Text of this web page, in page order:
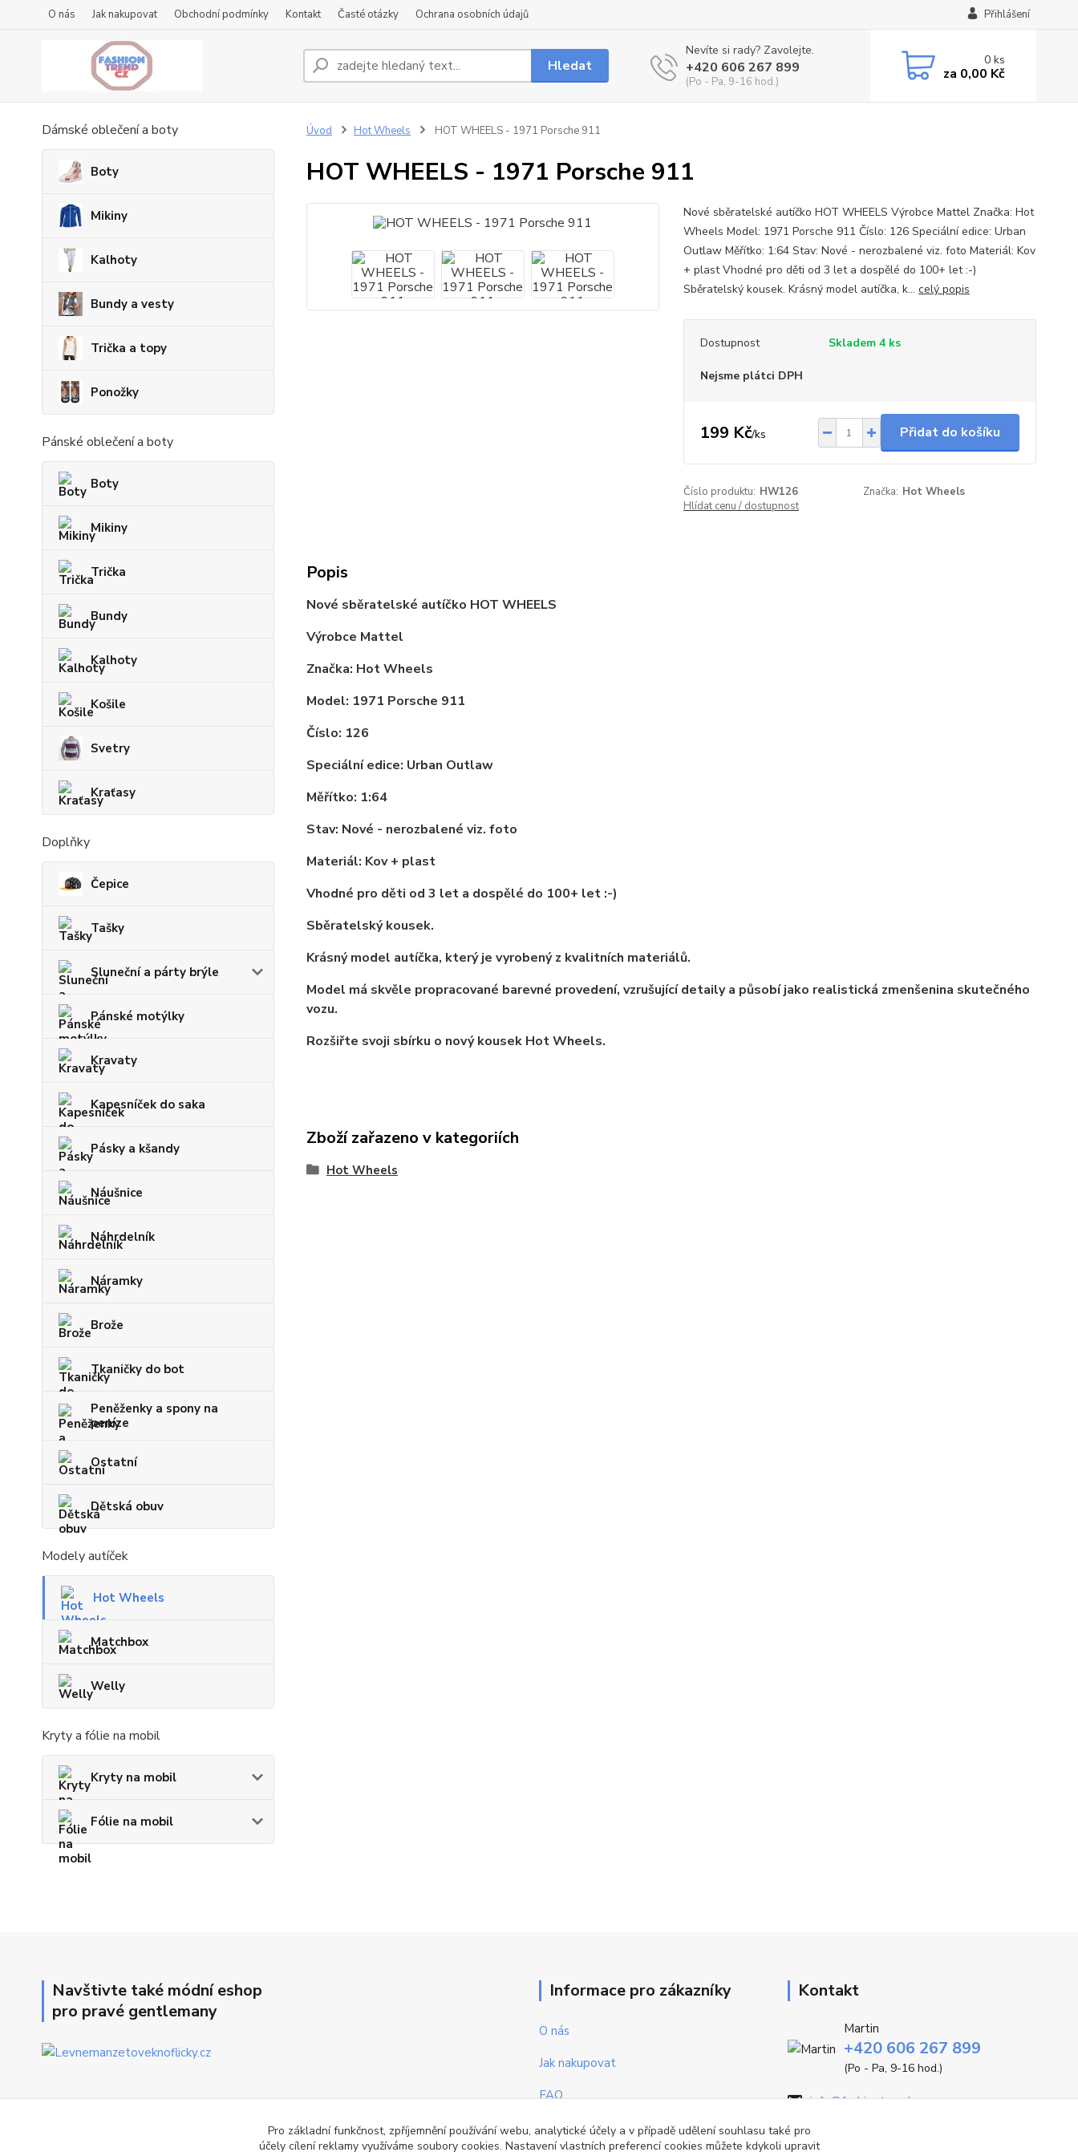
O nás Jak nakupovat Obchodní podmínky Kontakt Časté otázky Ochrana osobních údajů Přihlášení
Hledat
Nevíte si rady? Zavolejte.
+420 606 267 899
(Po - Pa, 9-16 hod.)
0ks
za 0,00 Kč
Dámské oblečení a boty
Boty
Mikiny
Kalhoty
Bundy a vesty
Trička a topy
Ponožky
Pánské oblečení a boty
Boty
Mikiny
Trička
Bundy
Kalhoty
Košile
Svetry
Kraťasy
Doplňky
Čepice
Tašky
Sluneční a párty brýle
Pánské motýlky
Kravaty
Kapesníček do saka
Pásky a kšandy
Náušnice
Náhrdelník
Náramky
Brože
Tkaničky do bot
Peněženky a spony na
peníze
Ostatní
Dětská obuv
Modely autíček
Hot Wheels
Matchbox
Welly
Kryty a fólie na mobil
Kryty na mobil
Fólie na mobil
Úvod Hot Wheels HOT WHEELS - 1971 Porsche 911
HOT WHEELS - 1971 Porsche 911
Nové sběratelské autíčko HOT WHEELS Výrobce Mattel Značka: Hot
Wheels Model: 1971 Porsche 911 Číslo: 126 Speciální edice: Urban
Outlaw Měřítko: 1:64 Stav: Nové - nerozbalené viz. foto Materiál: Kov
+ plast Vhodné pro děti od 3 let a dospělé do 100+ let :-)
Sběratelský kousek. Krásný model autíčka, k... celý popis
Dostupnost Skladem 4 ks
Nejsme plátci DPH
199 Kč/ks Přidat do košíku
Číslo produktu: HW126 Značka: Hot Wheels
Hlídat cenu / dostupnost
Popis
Nové sběratelské autíčko HOT WHEELS
Výrobce Mattel
Značka: Hot Wheels
Model: 1971 Porsche 911
Číslo: 126
Speciální edice: Urban Outlaw
Měřítko: 1:64
Stav: Nové - nerozbalené viz. foto
Materiál: Kov + plast
Vhodné pro děti od 3 let a dospělé do 100+ let :-)
Sběratelský kousek.
Krásný model autíčka, který je vyrobený z kvalitních materiálů.
Model má skvěle propracované barevné provedení, vzrušující detaily a působí jako realistická zmenšenina skutečného
vozu.
Rozšiřte svoji sbírku o nový kousek Hot Wheels.
Zboží zařazeno v kategoriích
Hot Wheels
Navštivte také módní eshop
pro pravé gentlemany
Informace pro zákazníky
O nás
Jak nakupovat
FAQ
Obchodní podmínky
Kontakt
Martin
+420 606 267 899
(Po - Pa, 9-16 hod.)
info@fashiontrend.cz
Pro základní funkčnost, zpříjemnění používání webu, analytické účely a v případě udělení souhlasu také pro
účely cílení reklamy využíváme soubory cookies. Nastavení vlastních preferencí cookies můžete kdykoli upravit